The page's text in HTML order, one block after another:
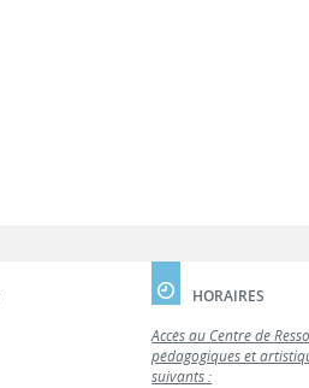
HORAIRES
Accès au Centre de
pédagogiques et
suivants :